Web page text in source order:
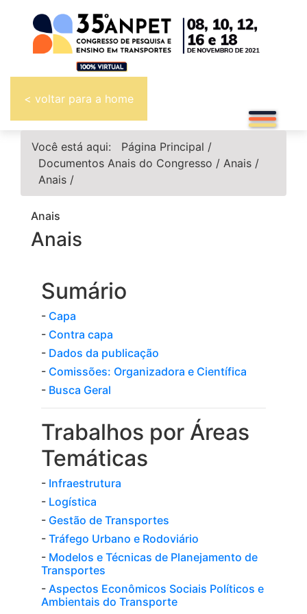
< voltar para a home
Você está aqui: Página Principal /
Documentos Anais do Congresso / Anais /
Anais /
Anais
Anais
Sumário
- Capa
- Contra capa
- Dados da publicação
- Comissões: Organizadora e Científica
- Busca Geral
Trabalhos por Áreas
Temáticas
- Infraestrutura
- Logística
- Gestão de Transportes
- Tráfego Urbano e Rodoviário
- Modelos e Técnicas de Planejamento de
Transportes
- Aspectos Econômicos Sociais Políticos e
Ambientais do Transporte